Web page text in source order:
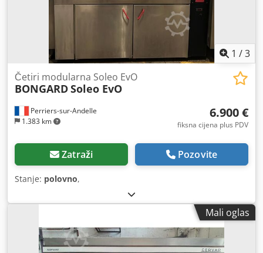
1 /3
Perriers-sur-Andelle
1.383 km
Četiri modularna Soleo EvO
BONGARDSoleo EvO
6.900 €
fiksna cijena plus PDV
Zatraži Pozovite
Stanje: polovno,
Mali oglas